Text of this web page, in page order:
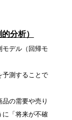
分析）
デル（回帰モ
予測することで
の需要や売り
に「将来が不確